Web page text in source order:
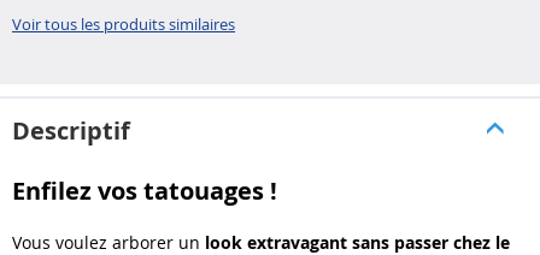
Voir tous les produits similaires
Descriptif
Enfilez vos tatouages !
Vous voulez arborer un look extravagant sans passer chez le